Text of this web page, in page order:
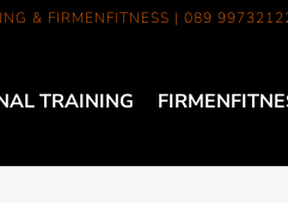
& FIRMENFITNESS | 089
TRAINING